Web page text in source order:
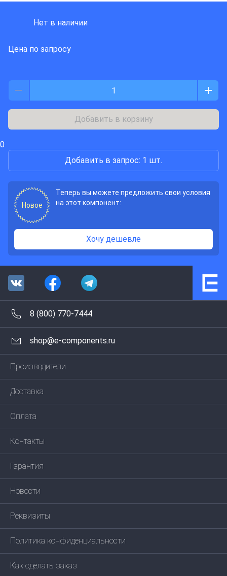
Нет в наличии
Цена по запросу
Добавить в корзину
0
Добавить в запрос: 1 шт.
Новое
Теперь вы можете предложить свои условия
на этот компонент:
Хочу дешевле
8 (800) 770-7444
shop@e-components.ru
Производители
Доставка
Оплата
Контакты
Гарантия
Новости
Реквизиты
Политика конфиденциальности
Как сделать заказ